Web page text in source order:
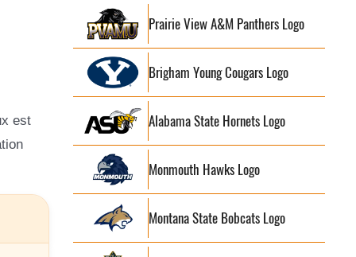
est
Prairie View A&M Panthers Logo
Brigham Young Cougars Logo
Alabama State Hornets Logo
Monmouth Hawks Logo
Montana State Bobcats Logo